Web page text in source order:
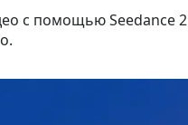
с помощью Seedance